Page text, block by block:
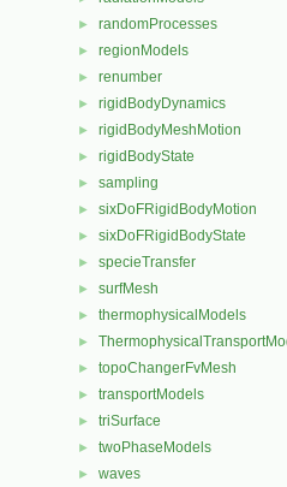
► randomProcesses
► regionModels
► renumber
► rigidBodyDynamics
► rigidBodyMeshMotion
► rigidBodyState
► sampling
► sixDoFRigidBodyMotion
► sixDoFRigidBodyState
► specieTransfer
► surfMesh
► thermophysicalModels
►
► topoChangerFvMesh
► transportModels
► triSurface
► twoPhaseModels
► waves